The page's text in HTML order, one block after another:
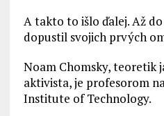
A takto to išlo ďalej. Až
dopustil svojich prvých
Noam Chomsky, teoretik
aktivista, je profesorom
Institute of Technology.